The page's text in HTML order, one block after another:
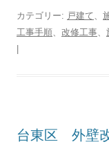
カテゴリー: 戸建て、
工事手順、 改修工事、
台東区 外壁